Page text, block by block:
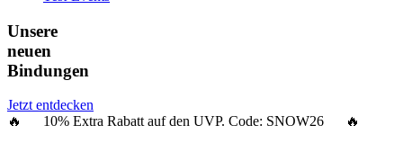
Unsere
neuen
Bindungen
Jetzt entdecken
🔥 10% Extra Rabatt auf den UVP. Code: SNOW26 🔥